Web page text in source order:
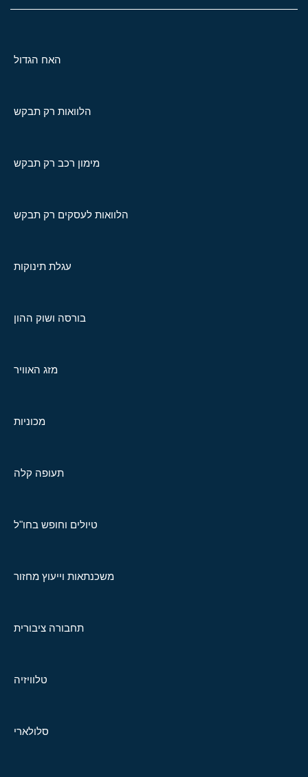
האח הגדול
הלוואות רק תבקש
מימון רכב רק תבקש
הלוואות לעסקים רק תבקש
עגלת תינוקות
בורסה ושוק ההון
מזג האוויר
מכוניות
תעופה קלה
טיולים וחופש בחו"ל
משכנתאות וייעוץ מחזור
תחבורה ציבורית
טלוויזיה
סלולארי